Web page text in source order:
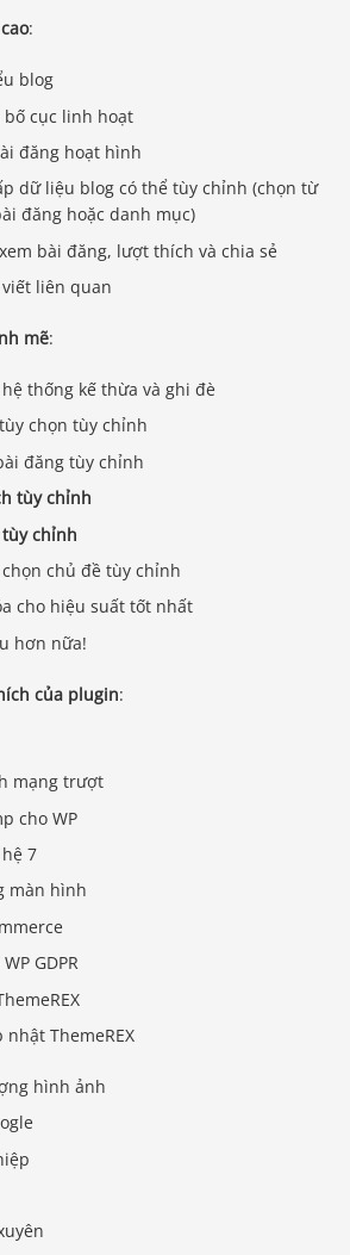
:
blog
bố cục linh hoạt
đăng hoạt hình
dữ liệu blog có thể tùy chỉnh (chọn từ
đăng hoặc danh mục)
bài đăng, lượt thích và chia sẻ
liên quan
mẽ:
thống kế thừa và ghi đè
chọn tùy chỉnh
đăng tùy chỉnh
tùy chỉnh
chỉnh
chủ đề tùy chỉnh
cho hiệu suất tốt nhất
hơn nữa!
của plugin:
mạng trượt
cho WP
7
màn hình
GDPR
nhật ThemeREX
hình ảnh